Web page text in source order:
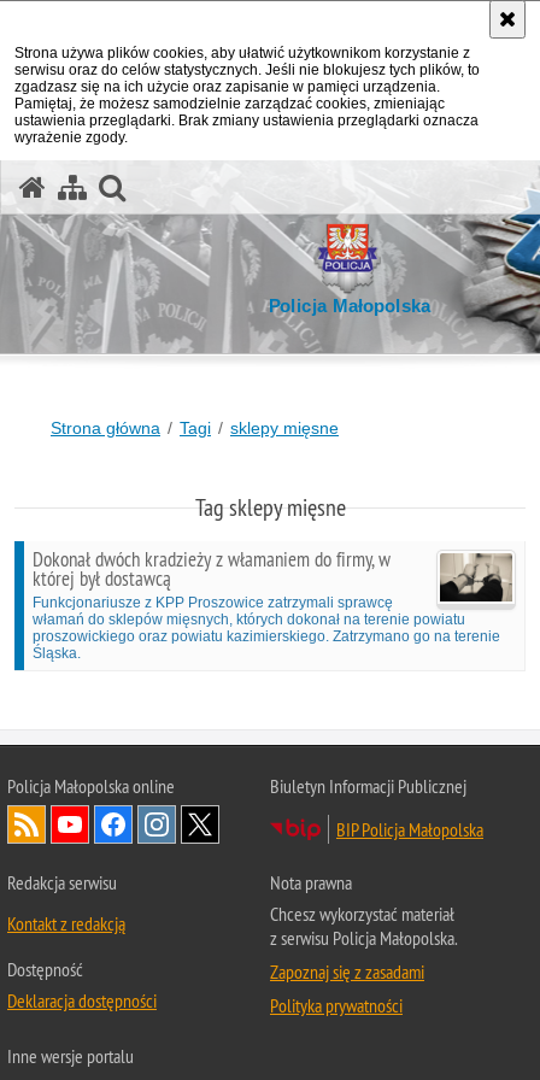
Strona używa plików cookies, aby ułatwić użytkownikom korzystanie z
serwisu oraz do celów statystycznych. Jeśli nie blokujesz tych plików, to
zgadzasz się na ich użycie oraz zapisanie w pamięci urządzenia.
Pamiętaj, że możesz samodzielnie zarządzać cookies, zmieniając
ustawienia przeglądarki. Brak zmiany ustawienia przeglądarki oznacza
wyrażenie zgody.
Policja Małopolska
Strona główna Tagi sklepy mięsne
Tag sklepy mięsne
Dokonał dwóch kradzieży z włamaniem do firmy, w
której był dostawcą
Funkcjonariusze z KPP Proszowice zatrzymali sprawcę
włamań do sklepów mięsnych, których dokonał na terenie powiatu
proszowickiego oraz powiatu kazimierskiego. Zatrzymano go na terenie
Śląska.
Policja Małopolska online
Biuletyn Informacji Publicznej
BIP Policja Małopolska
Redakcja serwisu
Kontakt z redakcją
Dostępność
Deklaracja dostępności
Nota prawna
Chcesz wykorzystać materiał
z serwisu Policja Małopolska.
Zapoznaj się z zasadami
Polityka prywatności
Inne wersje portalu